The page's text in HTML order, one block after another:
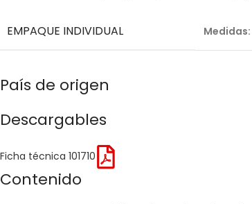
EMPAQUE INDIVIDUAL Medidas:
País de origen
Descargables
Ficha técnica 101710
Contenido